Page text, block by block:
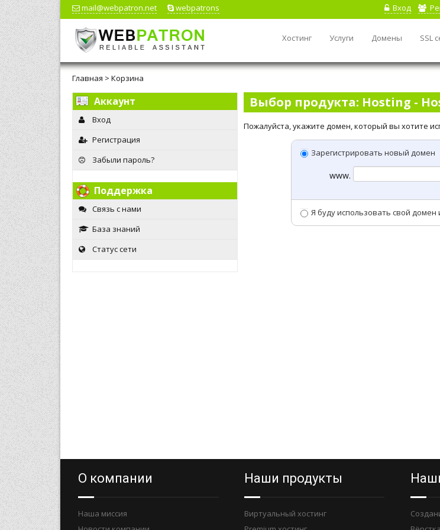
mail@webpatron.net webpatrons Вход
Хостинг Услуги Домены SSL
Главная > Корзина
Аккаунт
Вход
Регистрация
Забыли пароль?
Поддержка
Связь с нами
База знаний
Статус сети
Выбор продукта: Hosting -
Пожалуйста, укажите домен, который вы хотите
Зарегистрировать новый домен
www.
Я буду использовать свой
О компании
Наша миссия
Наши продукты
Виртуальный хостинг